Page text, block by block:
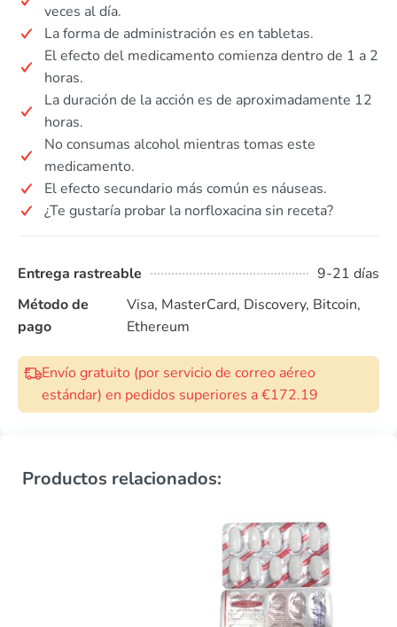
veces al día.
La forma de administración es en tabletas.
El efecto del medicamento comienza dentro de 1 a 2
horas.
La duración de la acción es de aproximadamente 12
horas.
No consumas alcohol mientras tomas este
medicamento.
El efecto secundario más común es náuseas.
¿Te gustaría probar la norfloxacina sin receta?
Entrega rastreable
9-21 días
Método de
pago
Visa, MasterCard, Discovery, Bitcoin,
Ethereum
Envío gratuito (por servicio de correo aéreo
estándar) en pedidos superiores a €172.19
Productos relacionados: